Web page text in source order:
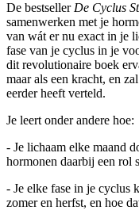
De bestseller De Cyclus
samenwerken met je
van wát er nu exact in je
fase van je cyclus in je
dit revolutionaire boek
maar als een kracht, en
eerder heeft verteld.
Je leert onder andere hoe:
- Je lichaam elke maand
hormonen daarbij een rol
- Je elke fase in je cyclus
zomer en herfst, en hoe